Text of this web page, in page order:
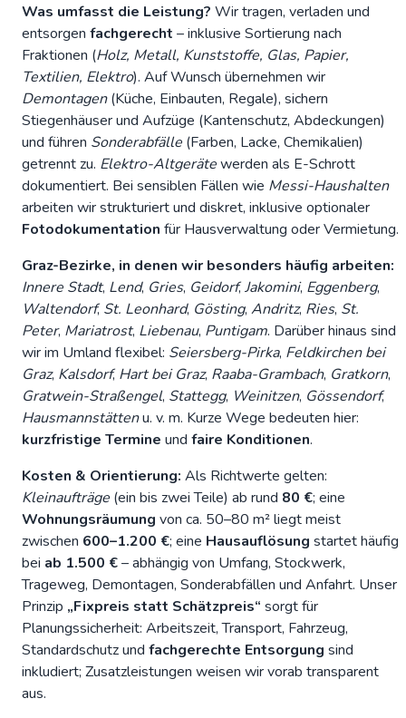
Was umfasst die Leistung? Wir tragen, verladen und
entsorgen fachgerecht – inklusive Sortierung nach
Fraktionen (Holz, Metall, Kunststoffe, Glas, Papier,
Textilien, Elektro). Auf Wunsch übernehmen wir
Demontagen(Küche, Einbauten, Regale), sichern
Stiegenhäuser und Aufzüge (Kantenschutz, Abdeckungen)
und führen Sonderabfälle (Farben, Lacke, Chemikalien)
getrennt zu. Elektro-Altgerätewerden als E-Schrott
dokumentiert. Bei sensiblen Fällen wie Messi-Haushalten
arbeiten wir strukturiert und diskret, inklusive optionaler
Fotodokumentation für Hausverwaltung oder Vermietung.
Graz-Bezirke, in denen wir besonders häufig arbeiten:
Innere Stadt, Lend, Gries, Geidorf,Jakomini, Eggenberg,
Waltendorf,St. Leonhard, Gösting, Andritz, Ries, St.
Peter, Mariatrost, Liebenau, Puntigam. Darüber hinaus sind
wir im Umland flexibel: Seiersberg-Pirka, Feldkirchen bei
Graz, Kalsdorf,Hart bei Graz, Raaba-Grambach, Gratkorn,
Gratwein-Straßengel, Stattegg, Weinitzen, Gössendorf,
Hausmannstättenu. v. m. Kurze Wege bedeuten hier:
kurzfristige Termine und faire Konditionen.
Kosten & Orientierung: Als Richtwerte gelten:
Kleinaufträge (ein bis zwei Teile) ab rund 80 €; eine
Wohnungsräumung von ca. 50–80 m² liegt meist
zwischen 600–1.200 €; eine Hausauflösung startet häufig
bei ab 1.500 €– abhängig von Umfang, Stockwerk,
Trageweg, Demontagen, Sonderabfällen und Anfahrt. Unser
Prinzip „Fixpreis statt Schätzpreis“ sorgt für
Planungssicherheit: Arbeitszeit, Transport, Fahrzeug,
Standardschutz und fachgerechte Entsorgung sind
inkludiert; Zusatzleistungen weisen wir vorab transparent
aus.